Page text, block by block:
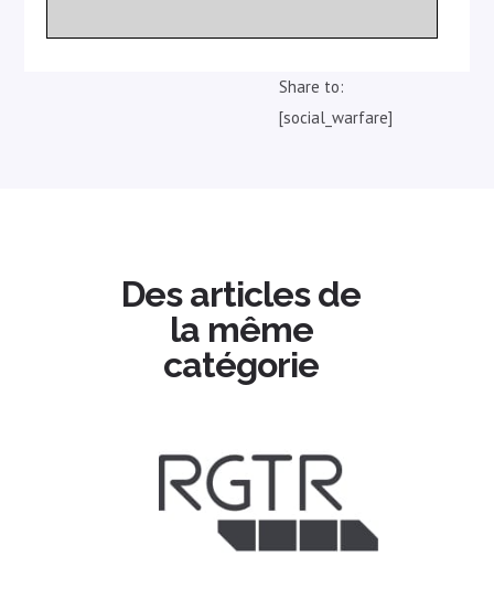
Share to:
[social_warfare]
Des articles de
la même
catégorie